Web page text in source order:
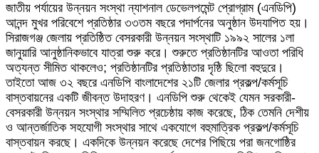
via
Email
জাতীয় পর্যায়ের উন্নয়ন সংস্থা ন্যাশনাল ডেভেলপমেন্ট প্রোগ্রাম (এনডিপি)
আনন্দ মুখর পরিবেশে প্রতিষ্ঠার ৩৩তম বছরে পদার্পনের অনুষ্ঠান উদযাপিত হয়।
সিরাজগঞ্জ জেলায় প্রতিষ্ঠিত বেসরকারী উন্নয়ন সংস্থাটি ১৯৯২ সালের ১লা
জানুয়ারি আনুষ্ঠানিকভাবে যাত্রা শুরু করে। শুরুতে প্রতিষ্ঠানটির আওতা পরিধি
অত্যন্ত সীমিত থাকলেও; প্রতিষ্ঠানটির প্রতিষ্ঠাতার দৃষ্ঠি ছিলো বহুদুরে।
তাইতো আজ ৩২ বছরে এনডিপি বাংলাদেশের ২১টি জেলার প্রকল্প/কর্মসূচি
বাস্তবায়নের একটি জীবন্ত উদাহরণ। এনডিপি শুরু থেকেই যেমন সরকারী-
বেসরকারী উন্নয়ন সংস্থার সম্মিলিত প্রচেষ্ঠায় কাজ করেছে, ঠিক তেমনি দেশীয়
ও আন্তর্জাতিক সহযোগী সংস্থার সাথে একযোগে বহুমাত্রিক প্রকল্প/কর্মসূচি
বাস্তবায়ন করছে। একদিকে উন্নয়ন করেছে দেশের পিছিয়ে পরা জনগোষ্ঠির